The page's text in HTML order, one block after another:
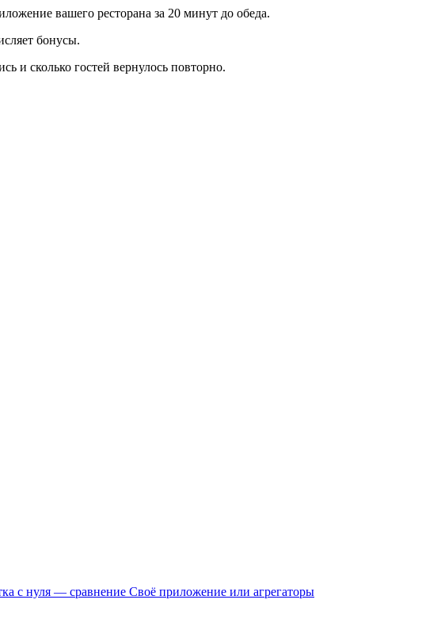
вашего ресторана за 20 минут до обеда.
бонусы.
и сколько гостей вернулось повторно.
с нуля — сравнение Своё приложение или агрегаторы